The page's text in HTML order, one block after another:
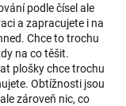
podle čísel ale
a zapracujete i na
Chce to trochu
na co těšit.
plošky chce trochu
Obtížnosti jsou
zároveň nic, co